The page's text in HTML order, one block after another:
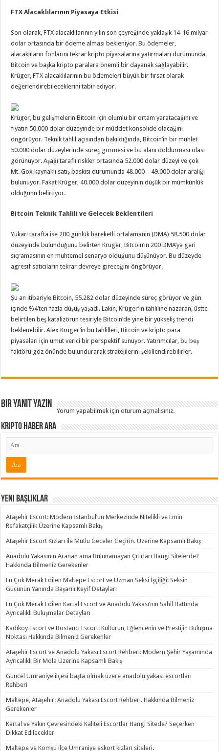
FTX Alacaklılarının Piyasaya Etkisi
Son olarak, FTX alacaklılarının yılın son çeyreğinde yaklaşık 14-16 milyar
dolar ortasında bir ödeme alması bekleniyor. Bu ödemeler,
alacaklıların fonlarını tekrar kripto piyasalarına yatırmaları durumunda
Bitcoin ve başka kripto paralara önemli bir dayanak sağlayabilir.
Krüger, FTX alacaklılarının bu ödemeleri büyük bir fırsat olarak
değerlendirebileceklerini tabir ediyor.
Krüger, bu gelişmelerin Bitcoin için olumlu bir ortam yaratacağını ve
fiyatın 50.000 dolar düzeyinde bir müddet konsolide olacağını
öngörüyor. Teknik tahlil açısından bakıldığında, Bitcoin’in bir mühlet
50.000 dolar düzeylerinde süreç görmesi ve bu alanı doldurması olası
görünüyor. Aşağı taraflı riskler ortasında 52.000 dolar düzeyi ve çok
Mt. Gox kaynaklı satış baskısı durumunda 48.000 – 49.000 dolar aralığı
bulunuyor. Fakat Krüger, 40.000 dolar düzeyinin düşük bir mümkünlük
olduğunu belirtiyor.
Bitcoin Teknik Tahlili ve Gelecek Beklentileri
Yukarı tarafta ise 200 günlük hareketli ortalamanın (DMA) 58.500 dolar
düzeyinde bulunduğunu belirten Krüger, Bitcoin’in 200 DMA’ya geri
sıçramasının en muhtemel senaryo olduğunu düşünüyor. Bu düzeyde
agresif satıcıların tekrar devreye gireceğini öngörüyor.
Şu an itibariyle Bitcoin, 55.282 dolar düzeyinde süreç görüyor ve gün
içinde %4’ten fazla düşüş yaşadı. Lakin, Krüger’in tahliline nazaran, üstte
belirtilen beş katalizörün tesiriyle Bitcoin’de yine bir yükseliş trendi
beklenebilir. Alex Krüger’in bu tahlilleri, Bitcoin ve kripto para
piyasaları için umut verici bir perspektif sunuyor. Yatırımcılar, bu beş
faktörü göz önünde bulundurarak stratejilerini şekillendirebilirler.
Bir yanıt yazın
Yorum yapabilmek içinoturum açmalısınız.
Kripto Haber ARA
Yeni Başlıklar
Ataşehir Escort: Modern İstanbul’un Merkezinde Nitelikli ve Emin
Refakatçilik Üzerine Kapsamlı Bakış
Ataşehir Escort Kızları ile Mutlu Geceler Geçirin. Üzerine Kapsamlı Bakış
Anadolu Yakasının Aranan ama Bulunamayan Çıtırları Hangi Sitelerde?
Hakkında Bilmeniz Gerekenler
En Çok Merak Edilen Maltepe Escort ve Uzman Seksi İşçiliği: Seksin
Gücünün Yanında Başarılı Keyif Detayları
En Çok Merak Edilen Kartal Escort ve Anadolu Yakası’nın Sahil Hattında
Ayrıcalıklı Buluşmalar Detayları
Kadıköy Escort ve Bostancı Escort: Kültürün, Eğlencenin ve Prestijin Buluşma
Noktası Hakkında Bilmeniz Gerekenler
Ataşehir Escort ve Anadolu Yakası Escort Rehberi: Modern Şehir Yaşamında
Ayrıcalıklı Bir Mola Üzerine Kapsamlı Bakış
Güncel Ümraniye ilçesi başta olmak üzere anadolu yakası escortları
Rehberi
Maltepe, Ataşehir: Anadolu Yakası Escort Rehberi. Hakkında Bilmeniz
Gerekenler
Kartal ve Yakın Çevresindeki Kaliteli Escortlar Hangi Sitede? Seçerken
Dikkat Edilecekler
Maltepe ve Komşu ilçe Ümraniye eskort kızları siteleri.